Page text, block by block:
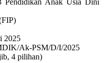
Pendidikan Anak Usia Dini
2025
Ak-PSM/D/I/2025
4 pilihan)